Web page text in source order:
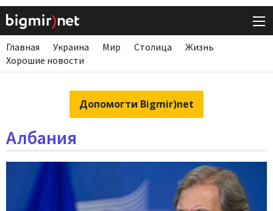
Главная Украина Мир Столица
Жизнь
Хорошие новости
Допомогти Bigmir)net
Албания